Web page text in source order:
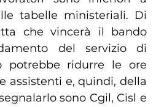
tabelle ministeriali. Di
che vincerà il bando
del servizio di
potrebbe ridurre le ore
assistenti e, quindi, della
sono Cgil, Cisl e